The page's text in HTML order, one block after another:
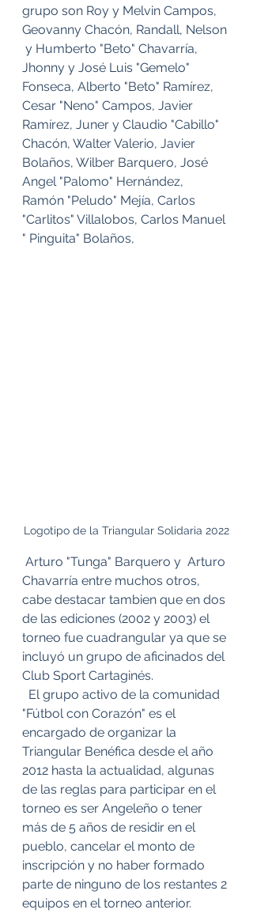
grupo son Roy y Melvin Campos,
Geovanny Chacón, Randall, Nelson
y Humberto "Beto" Chavarría,
Jhonny y José Luis "Gemelo"
Fonseca, Alberto "Beto" Ramírez,
Cesar "Neno" Campos, Javier
Ramírez, Juner y Claudio "Cabillo"
Chacón, Walter Valerio, Javier
Bolaños, Wilber Barquero, José
Angel "Palomo" Hernández,
Ramón "Peludo" Mejía, Carlos
"Carlitos" Villalobos, Carlos Manuel
" Pinguita" Bolaños,
Logotipo de la Triangular Solidaria 2022
Chavarría entre muchos otros,
cabe destacar tambien que en dos
de las ediciones (2002 y 2003) el
torneo fue cuadrangular ya que se
incluyó un grupo de aficinados del
Club Sport Cartaginés.
"Fútbol con Corazón" es el
encargado de organizar la
Triangular Benéfica desde el año
2012 hasta la actualidad, algunas
de las reglas para participar en el
torneo es ser Angeleño o tener
más de 5 años de residir en el
pueblo, cancelar el monto de
inscripción y no haber formado
parte de ninguno de los restantes 2
equipos en el torneo anterior.